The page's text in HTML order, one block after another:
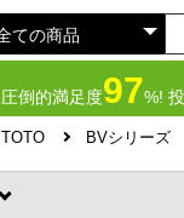
圧倒的満足度97%!
TOTO BVシリーズ